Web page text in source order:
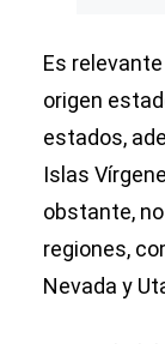
Es
origen
estados,
Islas
obstante,
regiones,
Nevada y